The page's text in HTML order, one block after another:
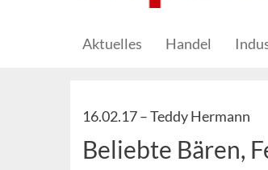
Aktuelles Handel
16.02.17 –Teddy Hermann
Beliebte Bären,